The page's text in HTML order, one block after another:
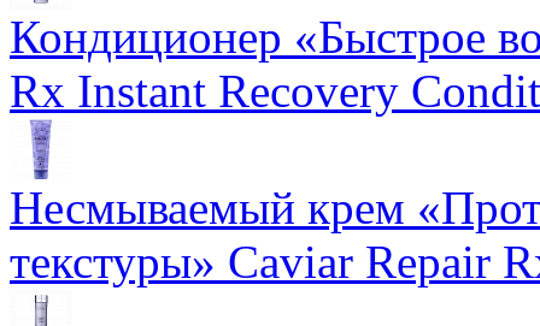
Кондиционер «Быстрое
Rx Instant Recovery
Несмываемый крем
текстуры» Caviar Repair